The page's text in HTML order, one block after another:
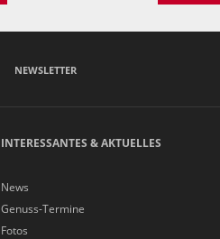
NEWSLETTER
INTERESSANTES & AKTUELLES
News
Genuss-Termine
Fotos